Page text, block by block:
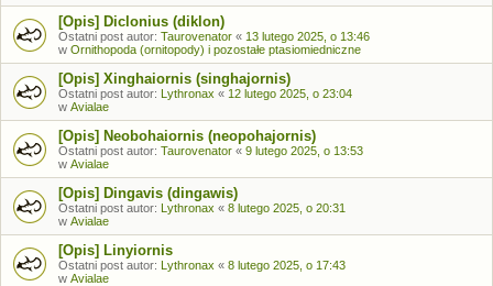
[Opis] Diclonius (diklon)
Ostatni post autor: Taurovenator « 13 lutego 2025, o 13:46
w Ornithopoda (ornitopody) i pozostałe ptasiomiedniczne
[Opis] Xinghaiornis (singhajornis)
Ostatni post autor: Lythronax « 12 lutego 2025, o 23:04
w Avialae
[Opis] Neobohaiornis (neopohajornis)
Ostatni post autor: Taurovenator « 9 lutego 2025, o 13:53
w Avialae
[Opis] Dingavis (dingawis)
Ostatni post autor: Lythronax « 8 lutego 2025, o 20:31
w Avialae
[Opis] Linyiornis
Ostatni post autor: Lythronax « 8 lutego 2025, o 17:43
w Avialae